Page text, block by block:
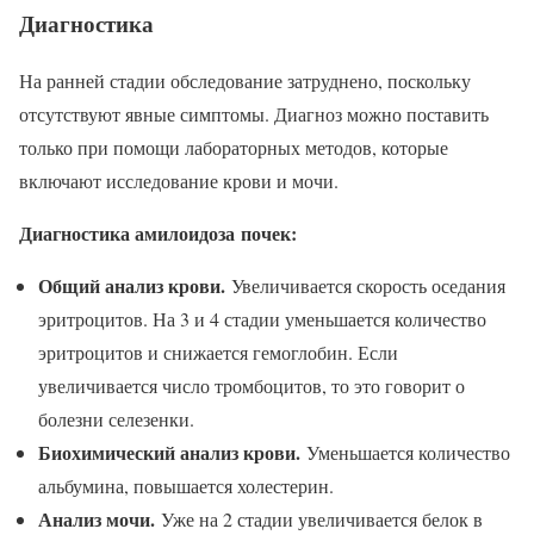
Диагностика
На ранней стадии обследование затруднено, поскольку
отсутствуют явные симптомы. Диагноз можно поставить
только при помощи лабораторных методов, которые
включают исследование крови и мочи.
Диагностика амилоидоза почек:
Общий анализ крови. Увеличивается скорость оседания
эритроцитов. На 3 и 4 стадии уменьшается количество
эритроцитов и снижается гемоглобин. Если
увеличивается число тромбоцитов, то это говорит о
болезни селезенки.
Биохимический анализ крови. Уменьшается количество
альбумина, повышается холестерин.
Анализ мочи. Уже на 2 стадии увеличивается белок в